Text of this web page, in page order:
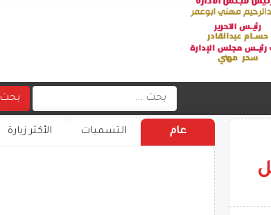
بحث
عام التسميات الأكثر زيارة